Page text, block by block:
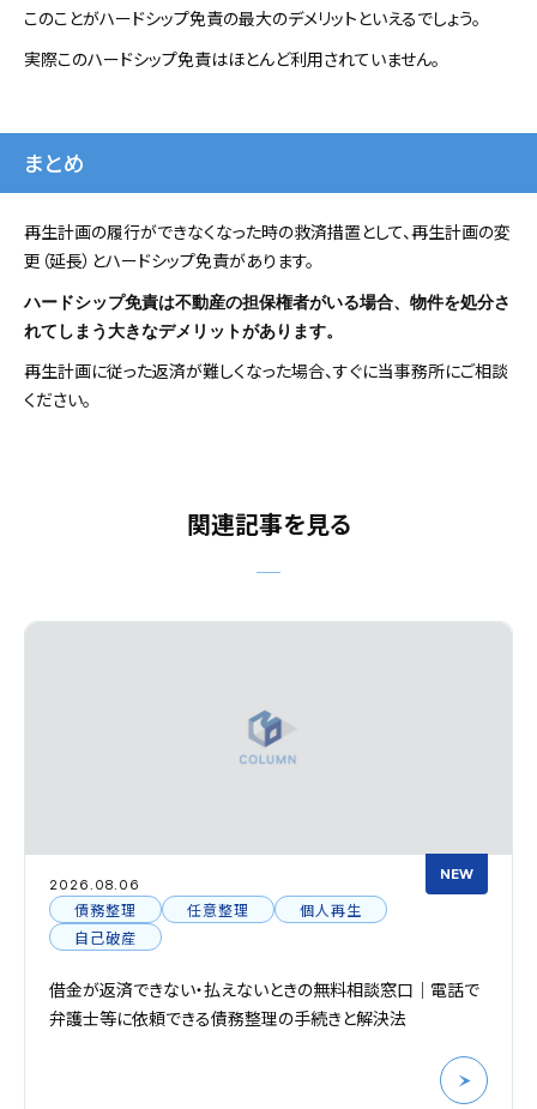
このことがハードシップ免責の最大のデメリットといえるでしょう。
実際このハードシップ免責はほとんど利用されていません。
まとめ
再生計画の履行ができなくなった時の救済措置として、再生計画の変
更（延長）とハードシップ免責があります。
ハードシップ免責は不動産の担保権者がいる場合、物件を処分さ
れてしまう大きなデメリットがあります。
再生計画に従った返済が難しくなった場合、すぐに当事務所にご相談
ください。
関連記事を見る
2026.08.06
NEW
債務整理
任意整理
個人再生
自己破産
借金が返済できない・払えないときの無料相談窓口｜電話で
弁護士等に依頼できる債務整理の手続きと解決法